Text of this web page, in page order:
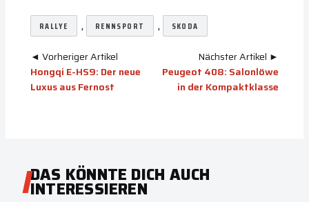
RALLYE , RENNSPORT , SKODA
◄ Vorheriger Artikel
Hongqi E-HS9: Der neue
Luxus aus Fernost
Nächster Artikel ►
Peugeot 408: Salonlöwe
in der Kompaktklasse
DAS KÖNNTE DICH AUCH
INTERESSIEREN